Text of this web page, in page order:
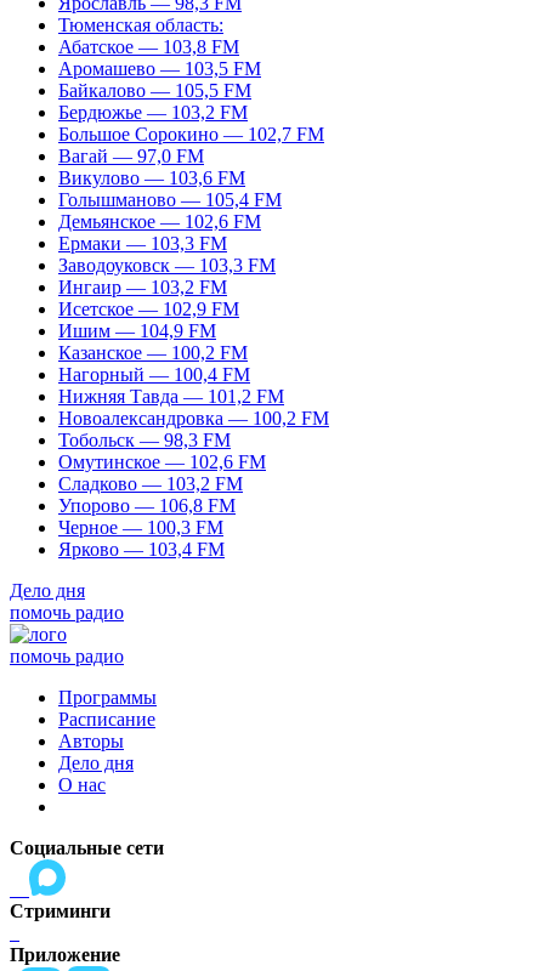
Тюменская область:
Абатское — 103,8 FM
Аромашево — 103,5 FM
Байкалово — 105,5 FM
Бердюжье — 103,2 FM
Большое Сорокино — 102,7 FM
Вагай — 97,0 FM
Викулово — 103,6 FM
Голышманово — 105,4 FM
Демьянское — 102,6 FM
Ермаки — 103,3 FM
Заводоуковск — 103,3 FM
Ингаир — 103,2 FM
Исетское — 102,9 FM
Ишим — 104,9 FM
Казанское — 100,2 FM
Нагорный — 100,4 FM
Нижняя Тавда — 101,2 FM
Новоалександровка — 100,2 FM
Тобольск — 98,3 FM
Омутинское — 102,6 FM
Сладково — 103,2 FM
Упорово — 106,8 FM
Черное — 100,3 FM
Ярково — 103,4 FM
Дело дня
помочь радио
помочь радио
Программы
Расписание
Авторы
Дело дня
О нас
Социальные сети
Стриминги
Приложение